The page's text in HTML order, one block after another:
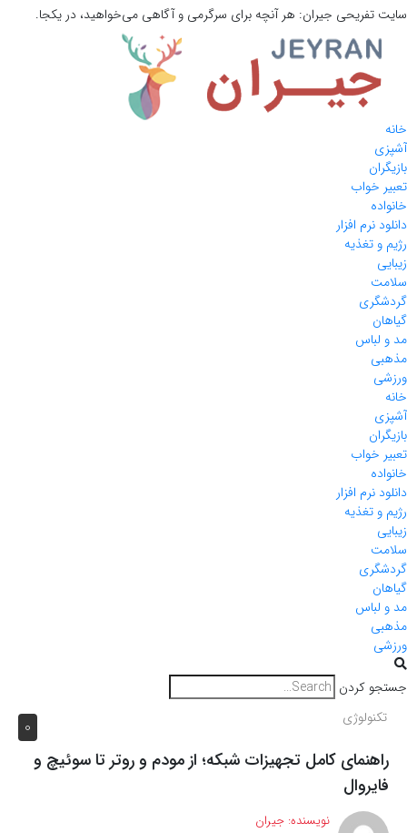
سایت تفریحی جیران: هر آنچه برای سرگرمی و آگاهی می‌خواهید، در یکجا.
خانه
آشپزی
بازیگران
تعبیر خواب
خانواده
دانلود نرم افزار
رژیم و تغذیه
زیبایی
سلامت
گردشگری
گیاهان
مد و لباس
مذهبی
ورزشی
خانه
آشپزی
بازیگران
تعبیر خواب
خانواده
دانلود نرم افزار
رژیم و تغذیه
زیبایی
سلامت
گردشگری
گیاهان
مد و لباس
مذهبی
ورزشی
جستجو کردن
0 تکنولوژی
راهنمای کامل تجهیزات شبکه؛ از مودم و روتر تا سوئیچ و
فایروال
نویسنده: جیران